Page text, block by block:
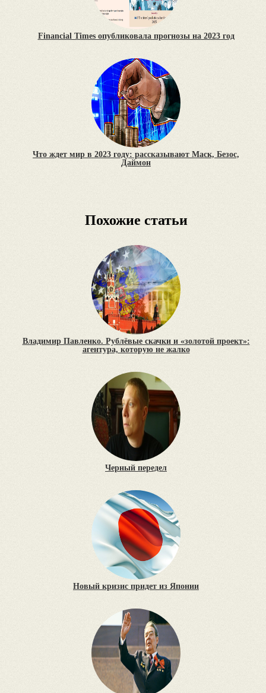
Financial Times опубликовала прогнозы на 2023 год
Что ждет мир в 2023 году: рассказывают Маск, Безос,
Даймон
Похожие статьи
Владимир Павленко. Рублёвые скачки и «золотой проект»:
агентура, которую не жалко
Черный передел
Новый кризис придет из Японии